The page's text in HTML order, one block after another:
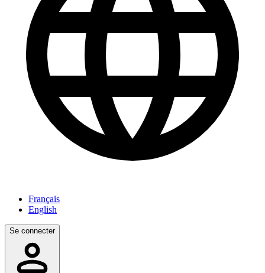
Français
English
Se connecter